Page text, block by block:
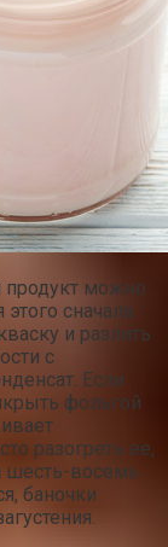
продукт можно
сначала
и разлить
с
Если
фольгой
разогреть ее,
шесть-восемь
баночки